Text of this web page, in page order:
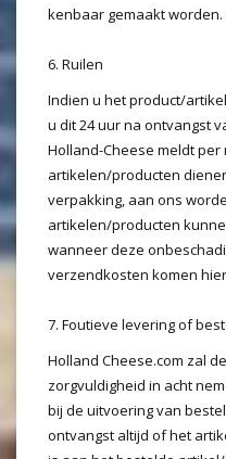
kenbaar gemaakt worden.
6. Ruilen
Indien u het product/
u dit 24 uur na ontvangst
Holland-Cheese meldt
artikelen/producten
verpakking, aan ons
artikelen/producten
wanneer deze
verzendkosten komen
7. Foutieve levering of
Holland Cheese.com zal
zorgvuldigheid in acht
bij de uitvoering van
ontvangst altijd of het